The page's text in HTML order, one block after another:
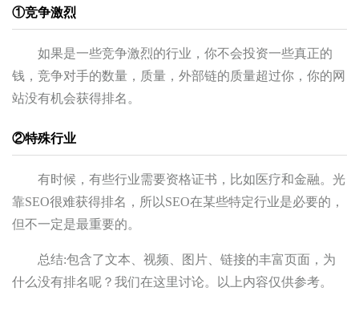
①竞争激烈
如果是一些竞争激烈的行业，你不会投资一些真正的
钱，竞争对手的数量，质量，外部链的质量超过你，你的网
站没有机会获得排名。
②特殊行业
有时候，有些行业需要资格证书，比如医疗和金融。光
靠SEO很难获得排名，所以SEO在某些特定行业是必要的，
但不一定是最重要的。
总结:包含了文本、视频、图片、链接的丰富页面，为
什么没有排名呢？我们在这里讨论。以上内容仅供参考。